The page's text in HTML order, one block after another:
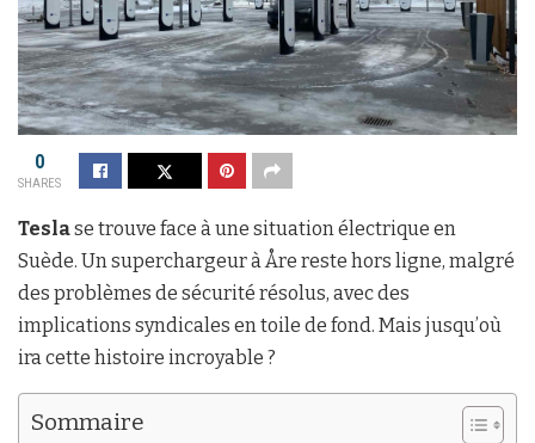
0
SHARES
Teslase trouve face à une situation électrique en
Suède. Un superchargeur à Åre reste hors ligne, malgré
des problèmes de sécurité résolus, avec des
implications syndicales en toile de fond. Mais jusqu’où
ira cette histoire incroyable ?
Sommaire